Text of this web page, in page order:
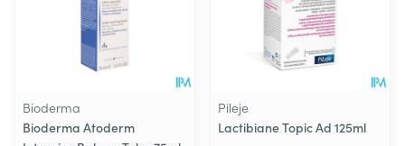
Bioderma
Bioderma Atoderm
Pileje
Lactibiane Topic Ad 125ml